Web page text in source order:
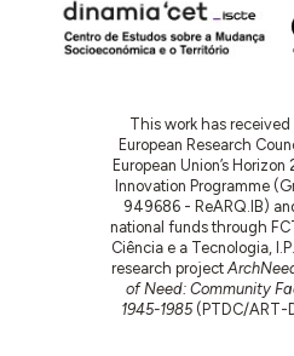
This work has
European Research
European Union’s
Innovation Programme
949686 - ReARQ.IB)
national funds through
Ciência e a Tecnologia,
research project
of Need: Community
1945-1985(PTDC/ART-